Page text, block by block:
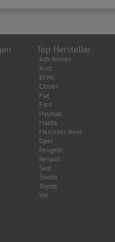
Top Hersteller
Alfa Romeo
Audi
BMW
Citroën
Fiat
Ford
Hyundai
Mazda
Mercedes-Benz
Opel
Peugeot
Renault
Seat
Škoda
Toyota
VW